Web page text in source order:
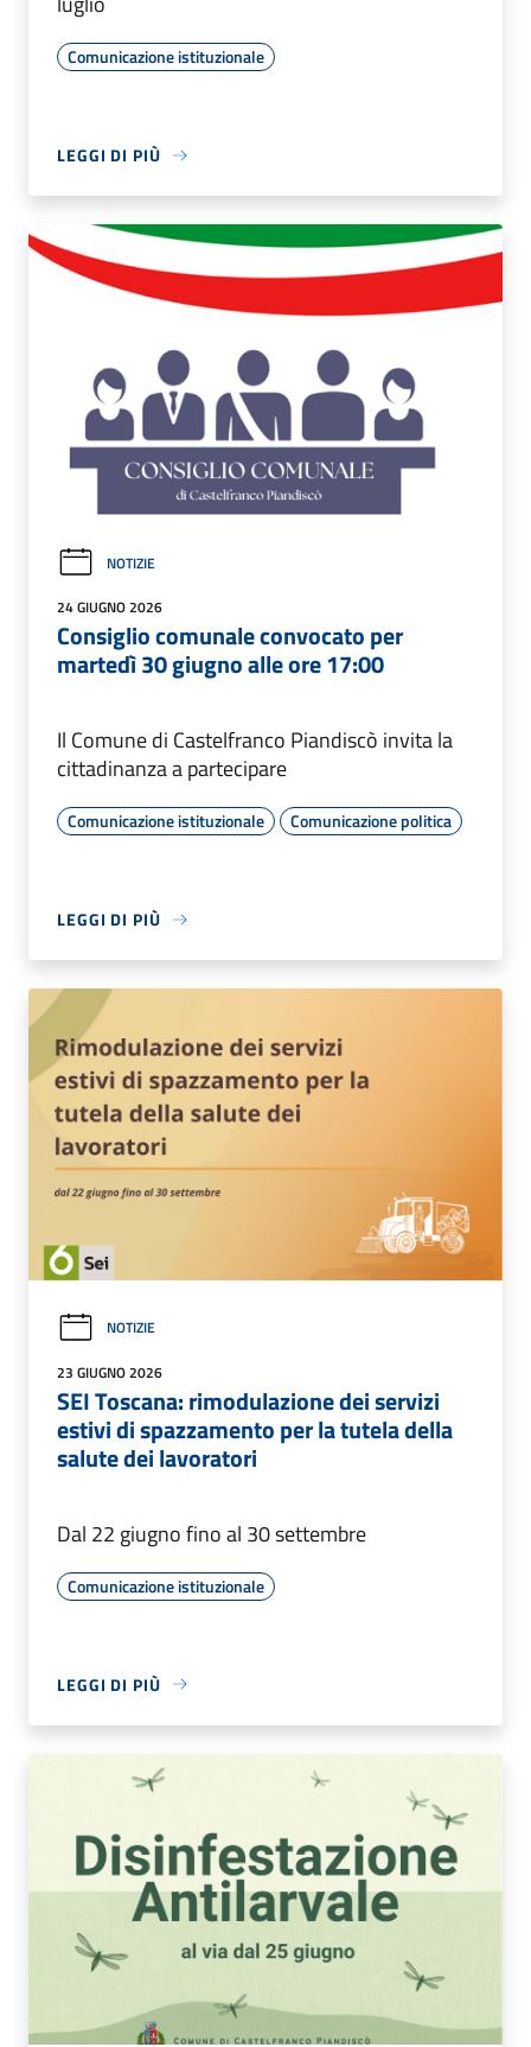
Comunicazione istituzionale
LEGGI DI PIÙ
NOTIZIE
24 GIUGNO 2026
Consiglio comunale convocato per
martedì 30 giugno alle ore 17:00
Il Comune di Castelfranco Piandiscò invita la
cittadinanza a partecipare
Comunicazione istituzionale Comunicazione politica
LEGGI DI PIÙ
NOTIZIE
23 GIUGNO 2026
SEI Toscana: rimodulazione dei servizi
estivi di spazzamento per la tutela della
salute dei lavoratori
Dal 22 giugno fino al 30 settembre
Comunicazione istituzionale
LEGGI DI PIÙ